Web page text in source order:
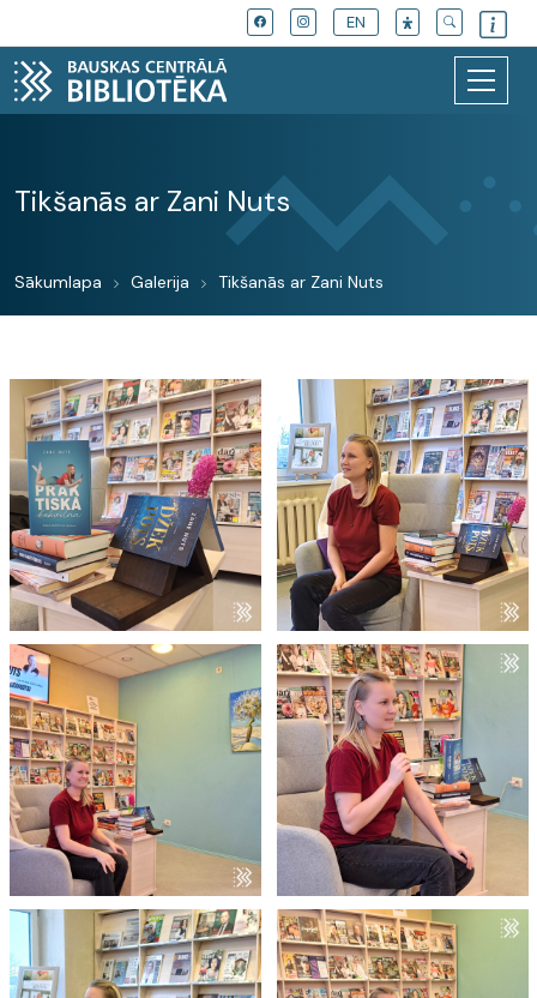
EN
Tikšanās ar Zani Nuts
Sākumlapa Galerija Tikšanās ar Zani Nuts